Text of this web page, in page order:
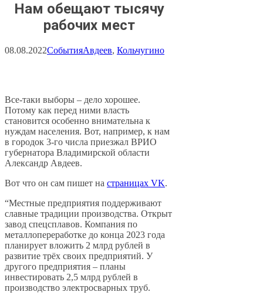
Нам обещают тысячу
рабочих мест
08.08.2022СобытияАвдеев, Кольчугино
Все-таки выборы – дело хорошее.
Потому как перед ними власть
становится особенно внимательна к
нуждам населения. Вот, например, к нам
в городок 3-го числа приезжал ВРИО
губернатора Владимирской области
Александр Авдеев.
Вот что он сам пишет на страницах VK.
“Местные предприятия поддерживают
славные традиции производства. Открыт
завод спецсплавов. Компания по
металлопереработке до конца 2023 года
планирует вложить 2 млрд рублей в
развитие трёх своих предприятий. У
другого предприятия – планы
инвестировать 2,5 млрд рублей в ​
производство электросварных труб.